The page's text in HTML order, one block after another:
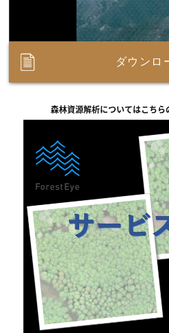
ダウンロ
森林資源解析についてはこちら